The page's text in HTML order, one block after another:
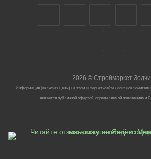
2026 ©Строймаркет
Информация (включая цены) на этом интернет-сайте носит
является публичной офертой, определяемой положениями